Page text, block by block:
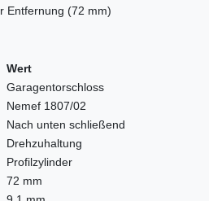
Entfernung (72 mm)
Wert
Garagentorschloss
Nemef 1807/02
Nach unten schließend
Drehzuhaltung
Profilzylinder
72 mm